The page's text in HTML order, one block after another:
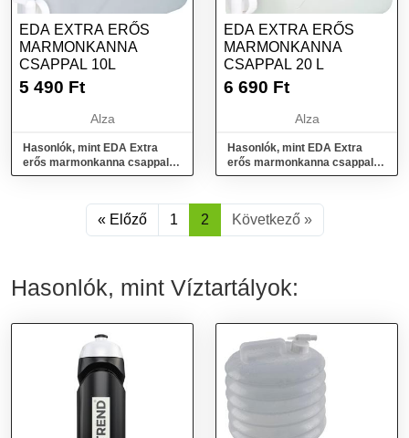
EDA EXTRA ERŐS
MARMONKANNA
CSAPPAL 10L
5 490 Ft
Alza
Hasonlók, mint EDA Extra
erős marmonkanna csappal
10L
EDA EXTRA ERŐS
MARMONKANNA
CSAPPAL 20 L
6 690 Ft
Alza
Hasonlók, mint EDA Extra
erős marmonkanna csappal
20 L
« Előző 1 2 Következő »
Hasonlók, mint Víztartályok: